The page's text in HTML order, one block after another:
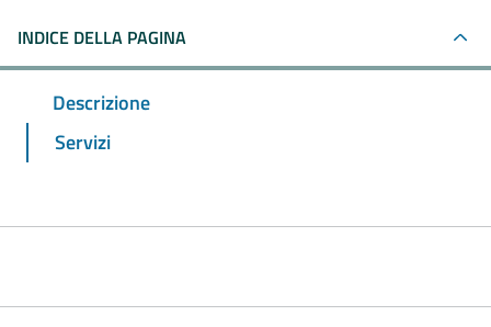
INDICE DELLA PAGINA
Descrizione
Servizi